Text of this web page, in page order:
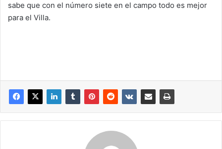
sabe que con el número siete en el campo todo es mejor
para el Villa.